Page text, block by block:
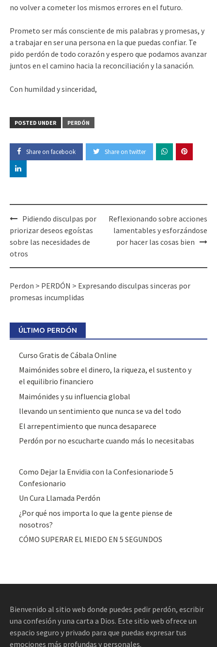
no volver a cometer los mismos errores en el futuro.
Prometo ser más consciente de mis palabras y promesas, y
a trabajar en ser una persona en la que puedas confiar. Te
pido perdón de todo corazón y espero que podamos avanzar
juntos en el camino hacia la reconciliación y la sanación.
Con humildad y sinceridad,
POSTED UNDER PERDÓN
Share on facebook Share on twitter
Post
navigation
Pidiendo disculpas por
priorizar deseos egoístas
sobre las necesidades de
otros
Reflexionando sobre acciones
lamentables y esforzándose
por hacer las cosas bien
Perdon > PERDÓN > Expresando disculpas sinceras por
promesas incumplidas
ÚLTIMO PERDÓN
Curso Gratis de Cábala Online
Maimónides sobre el dinero, la riqueza, el sustento y
el equilibrio financiero
Maimónides y su influencia global
llevando un sentimiento que nunca se va del todo
El arrepentimiento que nunca desaparece
Perdón por no escucharte cuando más lo necesitabas
Como Dejar la Envidia con la Confesionariode 5
Confesionario
Un Cura Llamada Perdón
¿Por qué nos importa lo que la gente piense de
nosotros?
CÓMO SUPERAR EL MIEDO EN 5 SEGUNDOS
Bienvenido al sitio web donde puedes pedir perdón, escribir
una confesión y una carta a Dios. Este sitio web ofrece un
espacio seguro y privado para que puedas expresar tus
emociones más profundas y personales.